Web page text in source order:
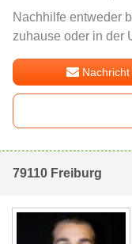
Nachhilfe entweder
zuhause oder in der
Nachricht
79110 Freiburg